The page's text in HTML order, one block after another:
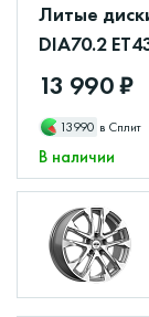
Литые
DIA70.2
13 990 ₽
13990 в Сплит
В наличии